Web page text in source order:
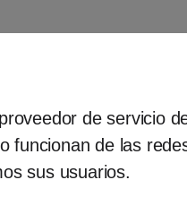
de servicio
funcionan de las
sus usuarios.